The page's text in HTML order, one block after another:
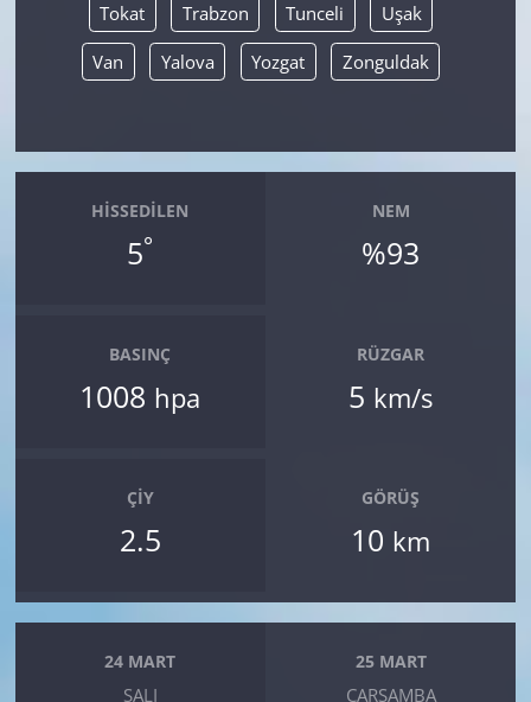
Tokat Trabzon Tunceli Uşak
Van Yalova Yozgat Zonguldak
HISSEDILEN
5°
NEM
%93
BASINÇ
1008 hpa
RÜZGAR
5 km/s
ÇIY
2.5
GÖRÜŞ
10 km
24 MART
SALI
25 MART
ÇARŞAMBA